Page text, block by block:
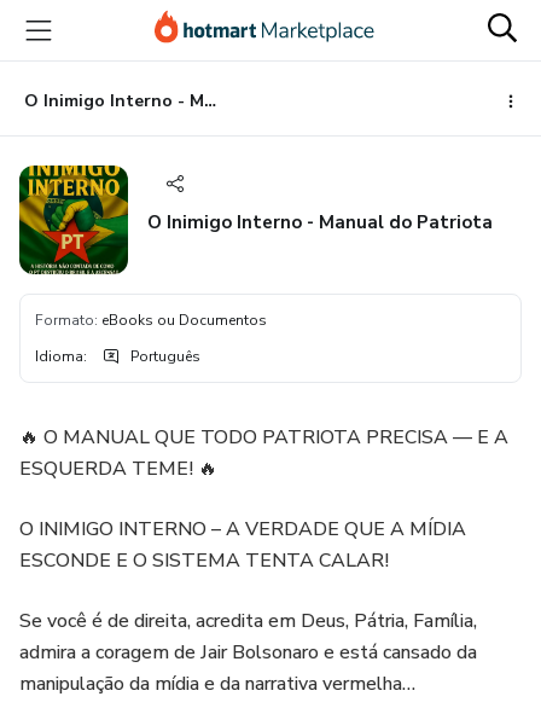
para
conteúdo
principal
para
pagamento
para
rodapé
O Inimigo Interno - Manual do Patriota
O Inimigo Interno - Manual do Patriota
Formato: eBooks ou Documentos
Idioma: Português
🔥 O MANUAL QUE TODO PATRIOTA PRECISA — E A
ESQUERDA TEME! 🔥
O INIMIGO INTERNO – A VERDADE QUE A MÍDIA
ESCONDE E O SISTEMA TENTA CALAR!
Se você é de direita, acredita em Deus, Pátria, Família,
admira a coragem de Jair Bolsonaro e está cansado da
manipulação da mídia e da narrativa vermelha…